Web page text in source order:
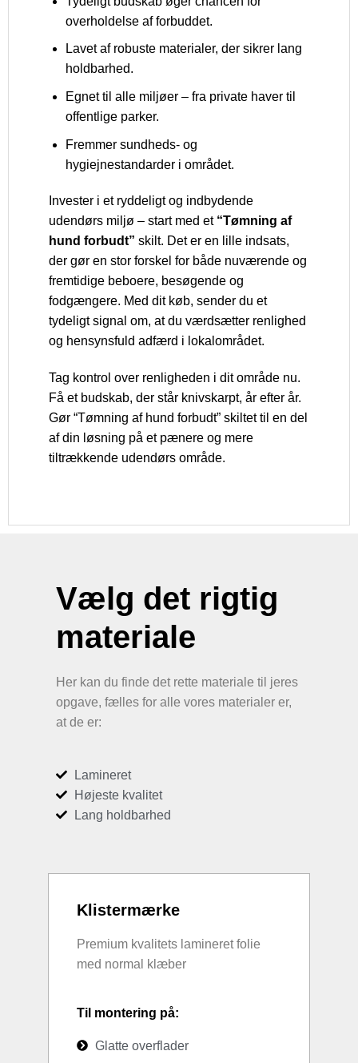
overholdelse af forbuddet.
Lavet af robuste materialer, der sikrer lang
holdbarhed.
Egnet til alle miljøer – fra private haver til
offentlige parker.
Fremmer sundheds- og
hygiejnestandarder i området.
Invester i et ryddeligt og indbydende
udendørs miljø – start med et “Tømning af
hund forbudt” skilt. Det er en lille indsats,
der gør en stor forskel for både nuværende og
fremtidige beboere, besøgende og
fodgængere. Med dit køb, sender du et
tydeligt signal om, at du værdsætter renlighed
og hensynsfuld adfærd i lokalområdet.
Tag kontrol over renligheden i dit område nu.
Få et budskab, der står knivskarpt, år efter år.
Gør “Tømning af hund forbudt” skiltet til en del
af din løsning på et pænere og mere
tiltrækkende udendørs område.
Vælg det rigtig
materiale
Her kan du finde det rette materiale til jeres
opgave, fælles for alle vores materialer er,
at de er:
Lamineret
Højeste kvalitet
Lang holdbarhed
Klistermærke
Premium kvalitets lamineret folie
med normal klæber
Til montering på:
Glatte overflader